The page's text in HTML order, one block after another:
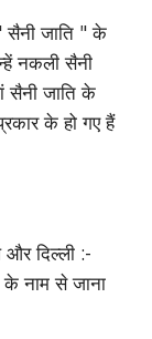
सैनी जाति " के
नकली सैनी
सैनी जाति के
के हो गए हैं
और दिल्ली :-
नाम से जाना